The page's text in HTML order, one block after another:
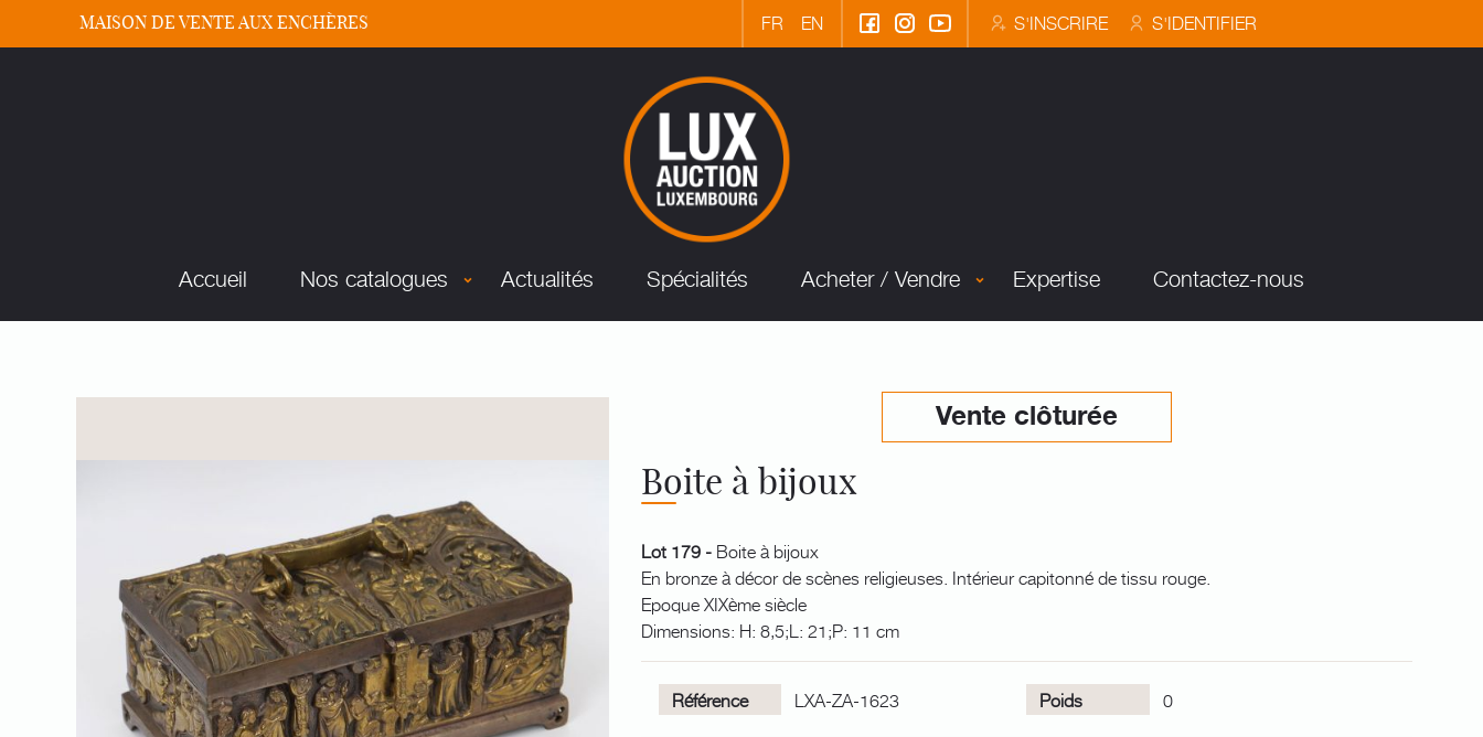
MAISON DE VENTE AUX ENCHÈRES FR EN S'INSCRIRE S'IDENTIFIER
Accueil Nos catalogues Actualités Spécialités Acheter / Vendre Expertise Contactez-nous
Vente clôturée
Boite à bijoux
Lot 179 - Boite à bijoux
En bronze à décor de scènes religieuses. Intérieur capitonné de tissu rouge.
Epoque XIXème siècle
Dimensions: H: 8,5;L: 21;P: 11 cm
Référence LXA-ZA-1623 Poids 0